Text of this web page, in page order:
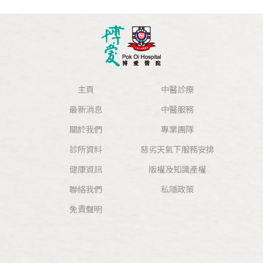
主頁
最新消息
關於我們
中醫診療
中醫服務
專業團隊
診所資料
健康資訊
聯絡我們
惡劣天氣下服務安排
版權及知識產權
私隱政策
免責聲明